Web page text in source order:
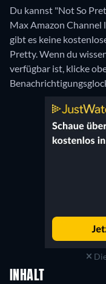
Du kannst "Not So
Max Amazon Channel
gibt es keine
Pretty. Wenn du
verfügbar ist, klicke
INHALT